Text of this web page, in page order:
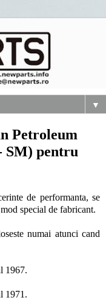
▼
Petroleum
SM) pentru
de performanta, se
special de fabricant.
numai atunci cand
1967.
1971.